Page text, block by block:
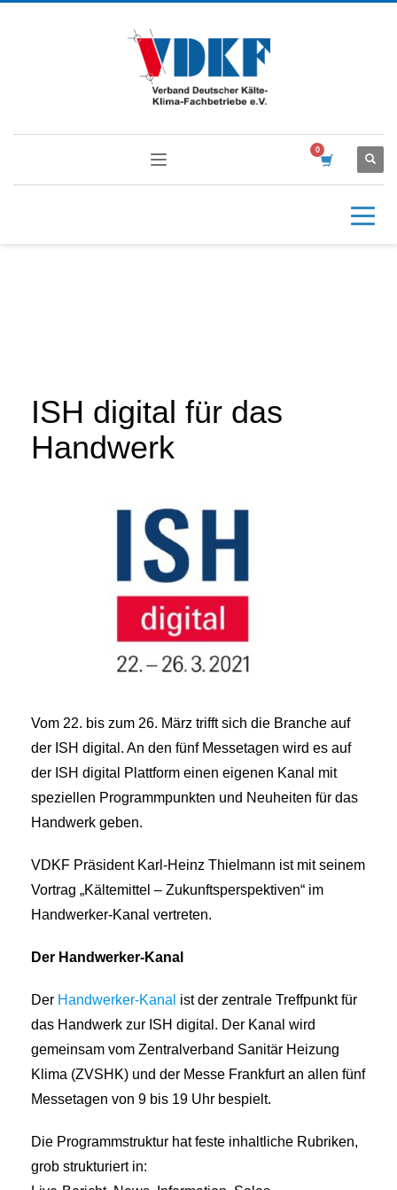
ISH digital für das
Handwerk
Vom 22. bis zum 26. März trifft sich die Branche auf
der ISH digital. An den fünf Messetagen wird es auf
der ISH digital Plattform einen eigenen Kanal mit
speziellen Programmpunkten und Neuheiten für das
Handwerk geben.
VDKF Präsident Karl-Heinz Thielmann ist mit seinem
Vortrag „Kältemittel – Zukunftsperspektiven“ im
Handwerker-Kanal vertreten.
Der Handwerker-Kanal
Der Handwerker-Kanal ist der zentrale Treffpunkt für
das Handwerk zur ISH digital. Der Kanal wird
gemeinsam vom Zentralverband Sanitär Heizung
Klima (ZVSHK) und der Messe Frankfurt an allen fünf
Messetagen von 9 bis 19 Uhr bespielt.
Die Programmstruktur hat feste inhaltliche Rubriken,
grob strukturiert in: